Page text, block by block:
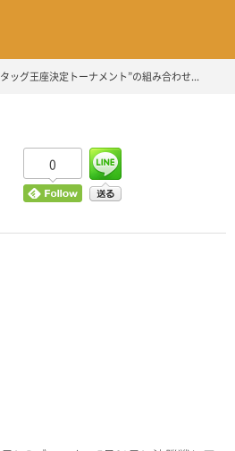
ッグ王座決定トーナメント”の組み合わせ...
0